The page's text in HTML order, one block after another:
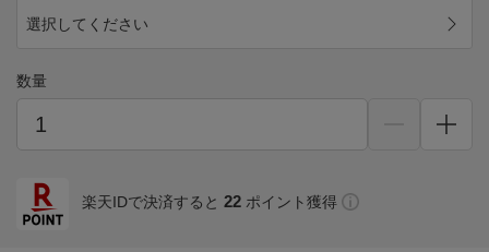
選択してください
数量
楽天IDで決済すると 22 ポイント獲得